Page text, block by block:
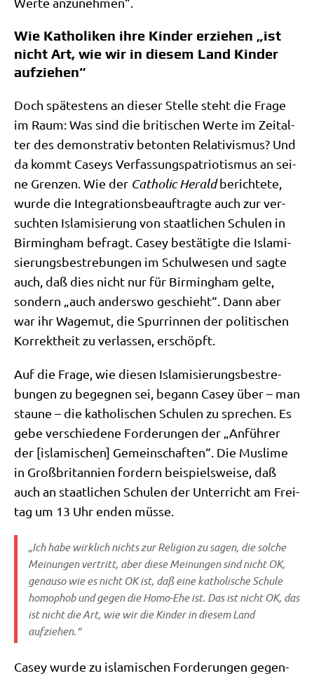
Wie Katholiken ihre Kinder erziehen „ist
nicht Art, wie wir in diesem Land Kinder
aufziehen“
Doch spä­te­stens an die­ser Stel­le steht die Fra­ge
im Raum: Was sind die bri­ti­schen Wer­te im Zeit­al­
ter des demon­stra­tiv beton­ten Rela­ti­vis­mus? Und
da kommt Caseys Ver­fas­sungs­pa­trio­tis­mus an sei­
ne Gren­zen. Wie der Catho­lic Heraldberich­te­te,
wur­de die Inte­gra­ti­ons­be­auf­trag­te auch zur ver­
such­ten Isla­mi­sie­rung von staat­li­chen Schu­len in
Bir­ming­ham befragt. Casey bestä­tig­te die Isla­mi­
sie­rungs­be­stre­bun­gen im Schul­we­sen und sag­te
auch, daß dies nicht nur für Bir­ming­ham gel­te,
son­dern „auch anders­wo geschieht“. Dann aber
war ihr Wage­mut, die Spur­rin­nen der poli­ti­schen
Kor­rekt­heit zu ver­las­sen, erschöpft.
Auf die Fra­ge, wie die­sen Isla­mi­sie­rungs­be­stre­
bun­gen zu begeg­nen sei, begann Casey über – man
stau­ne – die katho­li­schen Schu­len zu spre­chen. Es
gebe ver­schie­de­ne For­de­run­gen der „Anfüh­rer
der [isla­mi­schen] Gemein­schaf­ten“. Die Mus­li­me
in Groß­bri­tan­ni­en for­dern bei­spiels­wei­se, daß
auch an staat­li­chen Schu­len der Unter­richt am Frei­
tag um 13 Uhr enden müsse.
„Ich habe wirk­lich nichts zur Reli­gi­on zu sagen, die sol­che
Mei­nun­gen ver­tritt, aber die­se Mei­nun­gen sind nicht OK,
genau­so wie es nicht OK ist, daß eine katho­li­sche Schu­le
homo­phob und gegen die Homo-Ehe ist. Das ist nicht OK, das
ist nicht die Art, wie wir die Kin­der in die­sem Land
aufziehen.“
Casey wur­de zu isla­mi­schen For­de­run­gen gegen­